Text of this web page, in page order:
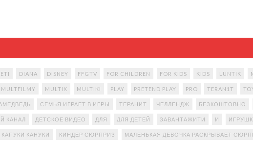
DIANA DISNEY FFGTV FOR CHILDREN FOR KIDS KIDS LUNTIK
MULTFILMY MULTIK MULTIKI PLAY PRETEND PLAY PRO TERAN1T
СЕМЬЯ ИГРАЕТ В ИГРЫ ТЕРАНИТ ЧЕЛЛЕНДЖ БЕЗКОШТОВНО
КАНАЛ ДЕТСКОЕ ВИДЕО ДЛЯ ДЛЯ ДЕТЕЙ ЗАВАНТАЖИТИ И
КАПУКИ КАНУКИ КИНДЕР СЮРПРИЗ МАЛЕНЬКАЯ ДЕВОЧКА РАСКРЫВАЕТ